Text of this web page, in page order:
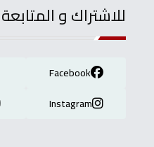
للاشتراك و المتابعة
Facebook
Instagram